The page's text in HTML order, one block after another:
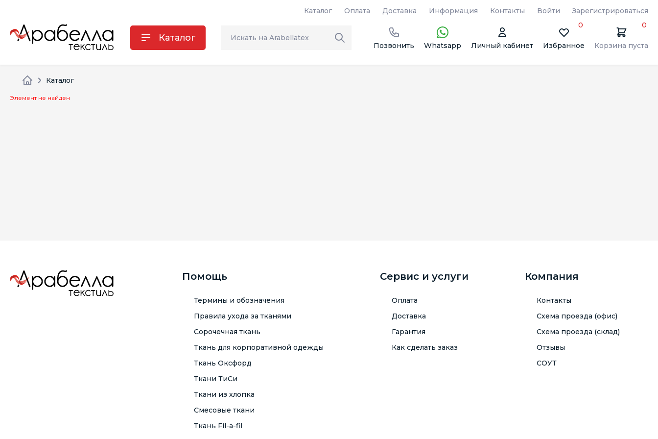
Каталог Оплата Доставка Информация Контакты Войти Зарегистрироваться
Каталог
Позвонить Whatsapp Личный кабинет Избранное
0
Корзина пуста
0
Каталог
Элемент не найден
Помощь
Термины и обозначения
Правила ухода за тканями
Сорочечная ткань
Ткань для корпоративной одежды
Ткань Оксфорд
Ткани ТиСи
Ткани из хлопка
Смесовые ткани
Ткань Fil-a-fil
Сервис и услуги
Оплата
Доставка
Гарантия
Как сделать заказ
Компания
Контакты
Схема проезда (офис)
Схема проезда (склад)
Отзывы
СОУТ